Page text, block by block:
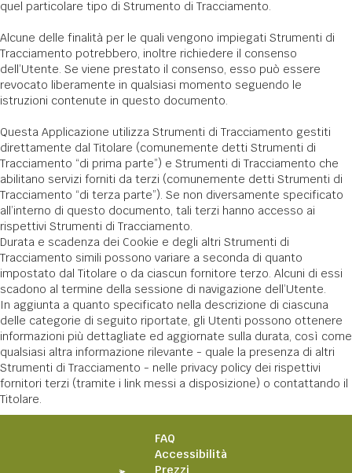
quel particolare tipo di Strumento di Tracciamento.
Alcune delle finalità per le quali vengono impiegati Strumenti di
Tracciamento potrebbero, inoltre richiedere il consenso
dell’Utente. Se viene prestato il consenso, esso può essere
revocato liberamente in qualsiasi momento seguendo le
istruzioni contenute in questo documento.
Questa Applicazione utilizza Strumenti di Tracciamento gestiti
direttamente dal Titolare (comunemente detti Strumenti di
Tracciamento “di prima parte”) e Strumenti di Tracciamento che
abilitano servizi forniti da terzi (comunemente detti Strumenti di
Tracciamento “di terza parte”). Se non diversamente specificato
all’interno di questo documento, tali terzi hanno accesso ai
rispettivi Strumenti di Tracciamento.
Durata e scadenza dei Cookie e degli altri Strumenti di
Tracciamento simili possono variare a seconda di quanto
impostato dal Titolare o da ciascun fornitore terzo. Alcuni di essi
scadono al termine della sessione di navigazione dell’Utente.
In aggiunta a quanto specificato nella descrizione di ciascuna
delle categorie di seguito riportate, gli Utenti possono ottenere
informazioni più dettagliate ed aggiornate sulla durata, così come
qualsiasi altra informazione rilevante - quale la presenza di altri
Strumenti di Tracciamento - nelle privacy policy dei rispettivi
fornitori terzi (tramite i link messi a disposizione) o contattando il
Titolare.
FAQ
Accessibilità
Prezzi